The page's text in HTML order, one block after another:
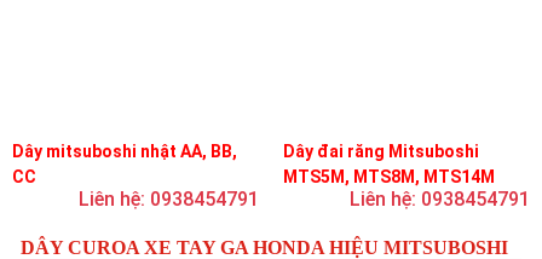
Dây mitsuboshi nhật AA, BB,
CC
Liên hệ: 0938454791
Dây đai răng Mitsuboshi
MTS5M, MTS8M, MTS14M
Liên hệ: 0938454791
DÂY CUROA XE TAY GA HONDA HIỆU MITSUBOSHI